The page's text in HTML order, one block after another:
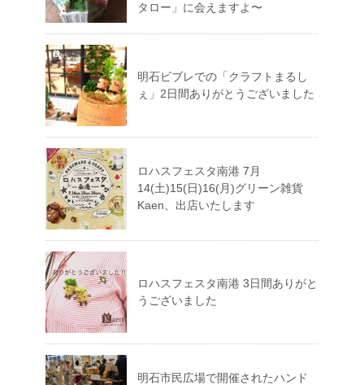
タロー」に会えますよ〜
明石ビブレでの「クラフトまるし
ぇ」2日間ありがとうございました
ロハスフェスタ南港 7月
14(土)15(日)16(月)グリーン雑貨
Kaen、出店いたします
ロハスフェスタ南港 3日間ありがと
うございました
明石市民広場で開催されたハンド